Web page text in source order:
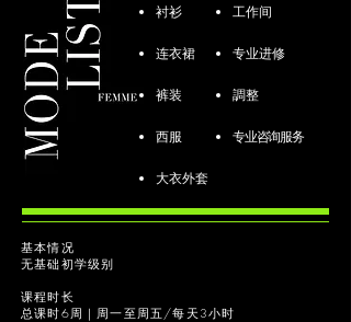
衬衫 工作间
连衣裙 专业进修
裤装 調整
西服 专业咨询服务
大衣外套
基本情况
无基础初学级别
课程时长
总课时6周｜周一至周五/每天3小时